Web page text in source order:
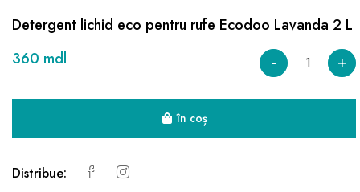
Detergent lichid eco pentru rufe Ecodoo Lavanda 2 L
360 mdl
- +
în coș
Distribue: